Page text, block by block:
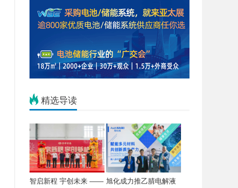
精选导读
智启新程 宇创未来 —— 旭化成力推乙腈电解液